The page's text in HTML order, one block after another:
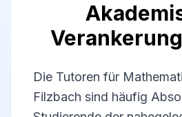
Die Tutoren für
Filzbach sind häufig